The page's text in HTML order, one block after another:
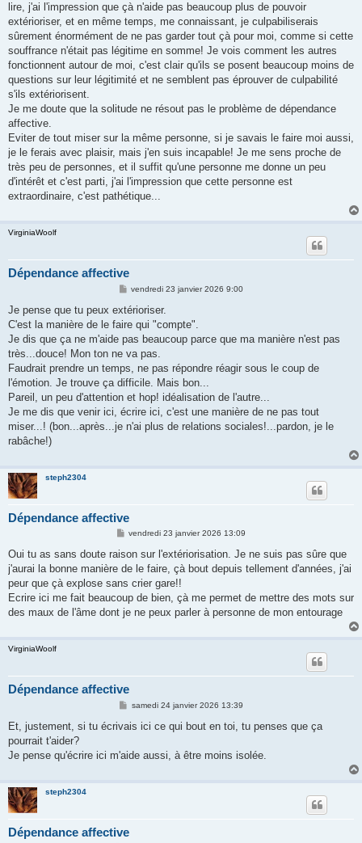
lire, j'ai l'impression que çà n'aide pas beaucoup plus de pouvoir
extérioriser, et en même temps, me connaissant, je culpabiliserais
sûrement énormément de ne pas garder tout çà pour moi, comme si cette
souffrance n'était pas légitime en somme! Je vois comment les autres
fonctionnent autour de moi, c'est clair qu'ils se posent beaucoup moins de
questions sur leur légitimité et ne semblent pas éprouver de culpabilité
s'ils extériorisent.
Je me doute que la solitude ne résout pas le problème de dépendance
affective.
Eviter de tout miser sur la même personne, si je savais le faire moi aussi,
je le ferais avec plaisir, mais j'en suis incapable! Je me sens proche de
très peu de personnes, et il suffit qu'une personne me donne un peu
d'intérêt et c'est parti, j'ai l'impression que cette personne est
extraordinaire, c'est pathétique...
VirginiaWoolf
Dépendance affective
M
s
a
g
vendredi 23 janvier 2026 9:00
Je pense que tu peux extérioriser.
C'est la manière de le faire qui "compte".
Je dis que ça ne m'aide pas beaucoup parce que ma manière n'est pas
très...douce! Mon ton ne va pas.
Faudrait prendre un temps, ne pas répondre réagir sous le coup de
l'émotion. Je trouve ça difficile. Mais bon...
Pareil, un peu d'attention et hop! idéalisation de l'autre...
Je me dis que venir ici, écrire ici, c'est une manière de ne pas tout
miser...! (bon...après...je n'ai plus de relations sociales!...pardon, je le
rabâche!)
steph2304
Dépendance affective
M
s
a
g
vendredi 23 janvier 2026 13:09
Oui tu as sans doute raison sur l'extériorisation. Je ne suis pas sûre que
j'aurai la bonne manière de le faire, çà bout depuis tellement d'années, j'ai
peur que çà explose sans crier gare!!
Ecrire ici me fait beaucoup de bien, çà me permet de mettre des mots sur
des maux de l'âme dont je ne peux parler à personne de mon entourage
VirginiaWoolf
Dépendance affective
M
s
g
samedi 24 janvier 2026 13:39
Et, justement, si tu écrivais ici ce qui bout en toi, tu penses que ça
pourrait t'aider?
Je pense qu'écrire ici m'aide aussi, à être moins isolée.
steph2304
Dépendance affective